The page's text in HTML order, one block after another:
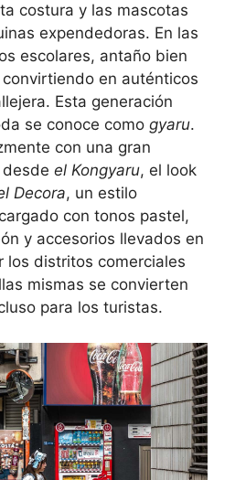
costura y las mascotas
expendedoras. En las
escolares, antaño bien
en auténticos
Esta generación
se conoce como gyaru.
con una gran
el Kongyaru, el look
Decora, un estilo
con tonos pastel,
y accesorios llevados en
los distritos comerciales
mismas se convierten
para los turistas.